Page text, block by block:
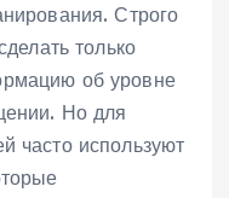
Строго
только
об уровне
Но для
часто используют